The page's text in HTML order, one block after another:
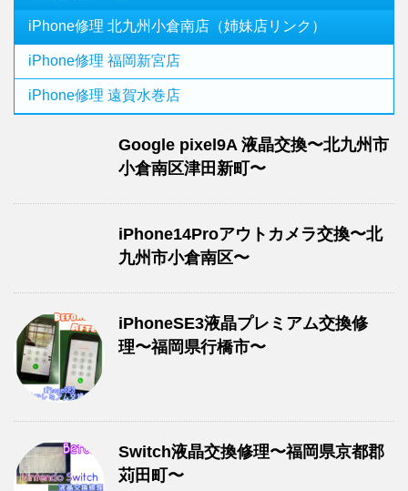
iPhone修理 北九州小倉南店（姉妹店リンク）
iPhone修理 福岡新宮店
iPhone修理 遠賀水巻店
Google pixel9A 液晶交換〜北九州市
小倉南区津田新町〜
iPhone14Proアウトカメラ交換〜北
九州市小倉南区〜
iPhoneSE3液晶プレミアム交換修
理〜福岡県行橋市〜
Switch液晶交換修理〜福岡県京都郡
苅田町〜